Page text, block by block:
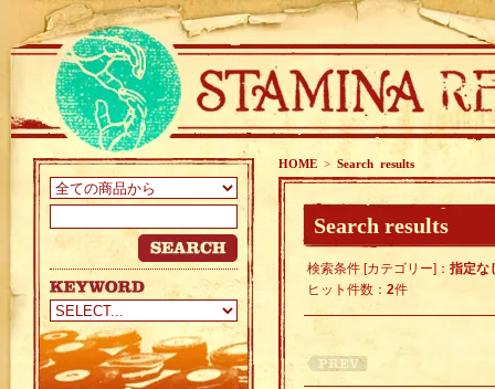
HOME > Search results
Search results
検索条件 [カテゴリー]： 指定な
ヒット件数： 2件